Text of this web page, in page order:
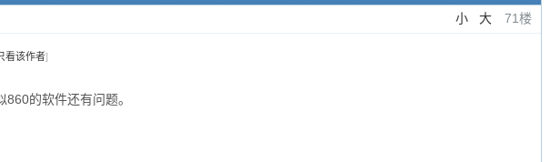
小 大 71楼
看该作者]
的软件还有问题。